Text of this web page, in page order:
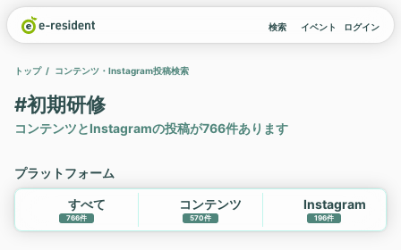
検索 イベント ログイン
トップ コンテンツ・Instagram投稿検索
#初期研修
コンテンツとInstagramの投稿が766件あります
プラットフォーム
すべて
766件
コンテンツ
570件
Instagram
196件